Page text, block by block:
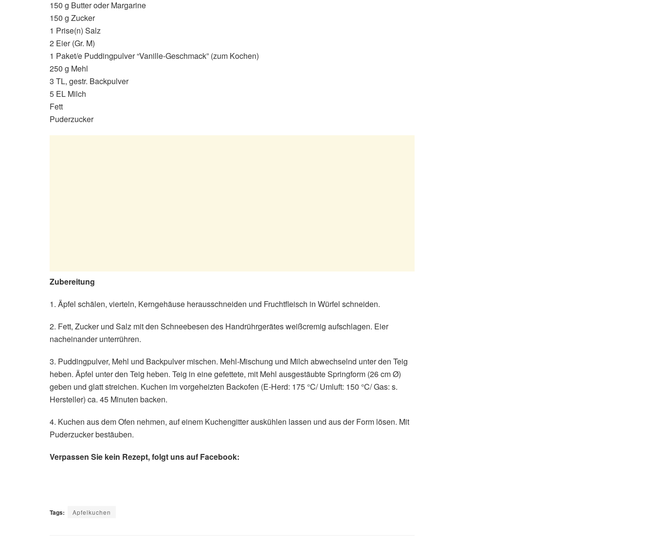
150 g Butter oder Margarine
150 g Zucker
1 Prise(n) Salz
2 Eier (Gr. M)
1 Paket/e Puddingpulver “Vanille-Geschmack” (zum Kochen)
250 g Mehl
3 TL, gestr. Backpulver
5 EL Milch
Fett
Puderzucker
Zubereitung
1. Äpfel schälen, vierteln, Kerngehäuse herausschneiden und Fruchtfleisch in Würfel schneiden.
2. Fett, Zucker und Salz mit den Schneebesen des Handrührgerätes weißcremig aufschlagen. Eier
nacheinander unterrühren.
3. Puddingpulver, Mehl und Backpulver mischen. Mehl-Mischung und Milch abwechselnd unter den Teig
heben. Äpfel unter den Teig heben. Teig in eine gefettete, mit Mehl ausgestäubte Springform (26 cm Ø)
geben und glatt streichen. Kuchen im vorgeheizten Backofen (E-Herd: 175 °C/ Umluft: 150 °C/ Gas: s.
Hersteller) ca. 45 Minuten backen.
4. Kuchen aus dem Ofen nehmen, auf einem Kuchengitter auskühlen lassen und aus der Form lösen. Mit
Puderzucker bestäuben.
Verpassen Sie kein Rezept, folgt uns auf Facebook:
Tags: Apfelkuchen